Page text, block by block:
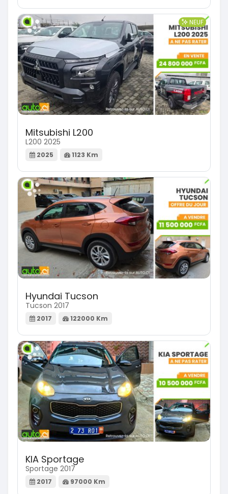
NEUF
Mitsubishi L200
L200 2025
2025 1123 Km
Hyundai Tucson
Tucson 2017
2017 122000 Km
KIA Sportage
Sportage 2017
2017 97000 Km